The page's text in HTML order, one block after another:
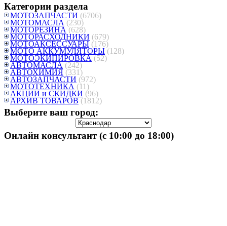
Категории раздела
МОТОЗАПЧАСТИ (6706)
МОТОМАСЛА (230)
МОТОРЕЗИНА (628)
МОТОРАСХОДНИКИ (679)
МОТОАКСЕССУАРЫ (176)
МОТО АККУМУЛЯТОРЫ (128)
МОТОЭКИПИРОВКА (52)
АВТОМАСЛА (242)
АВТОХИМИЯ (331)
АВТОЗАПЧАСТИ (972)
МОТОТЕХНИКА (11)
АКЦИИ и СКИДКИ (96)
АРХИВ ТОВАРОВ (1812)
Выберите ваш город:
Онлайн консультант (с 10:00 до 18:00)